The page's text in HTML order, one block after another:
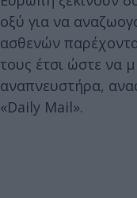
οξύ για να
ασθενών
τους έτσι ώστε να
αναπνευστήρα,
«Daily Mail».